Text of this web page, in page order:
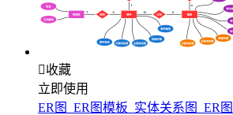
收藏
立即使用
ER图_ER图模板_实体关系图_ER